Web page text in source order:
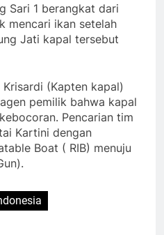
Sari 1 berangkat dari
mencari ikan setelah
Jati kapal tersebut
Krisardi (Kapten kapal)
pemilik bahwa kapal
Pencarian tim
Kartini dengan
Boat ( RIB) menuju